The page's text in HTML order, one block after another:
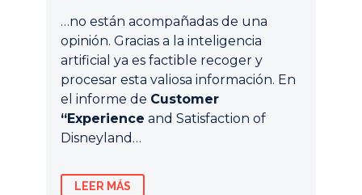
…no están acompañadas de una
opinión. Gracias a la inteligencia
artificial ya es factible recoger y
procesar esta valiosa información. En
el informe de Customer
“Experience and Satisfaction of
Disneyland…
LEER MÁS